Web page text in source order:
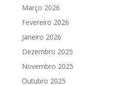
Março 2026
Fevereiro 2026
Janeiro 2026
Dezembro 2025
Novembro 2025
Outubro 2025